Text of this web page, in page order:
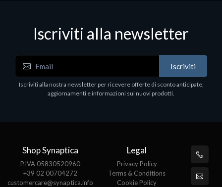
Software - Office Productivity
MS OFFICE H&S 2021 ESD
Iscriviti alla newsletter
Iscriviti
Iscriviti alla nostra newsletter per ricevere offerte di sconto anticipate,
aggiornamenti e informazioni sui nuovi prodotti.
Shop Synaptica
P.IVA 05830520960
+39 02 00704272
customercare@synaptica.info
Legal
Privacy Policy
Terms & Conditions
Cookie Policy